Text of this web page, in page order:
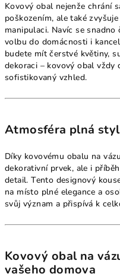
Kovový obal nejenže chrání
poškozením, ale také
manipulaci. Navíc se
volbu do domácnosti i
budete mít čerstvé květiny,
dekoraci – kovový obal vždy
sofistikovaný vzhled.
Atmosféra plná
Díky kovovému obalu na
dekorativní prvek, ale i
detail. Tento designový
na místo plné elegance a
svůj význam a přispívá k
Kovový obal na
vašeho domova